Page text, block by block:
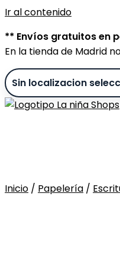
Ir al contenido
** Envíos gratuitos en
En la tienda de Madrid
Inicio / Papelería /
Sin stock